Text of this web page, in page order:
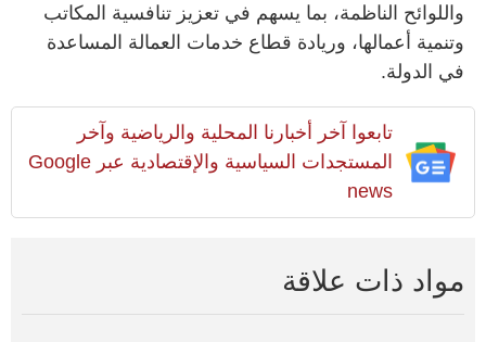
واللوائح الناظمة، بما يسهم في تعزيز تنافسية المكاتب
وتنمية أعمالها، وريادة قطاع خدمات العمالة المساعدة
في الدولة.
تابعوا آخر أخبارنا المحلية والرياضية وآخر
المستجدات السياسية والإقتصادية عبر Google
news
مواد ذات علاقة